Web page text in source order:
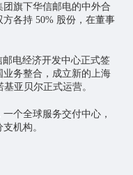
旗下华信邮电的中外合
各持 50% 股份，在董事
邮电经济开发中心正式签
务整合，成立新的上海
亚贝尔正式运营。
个全球服务交付中心，
机构。